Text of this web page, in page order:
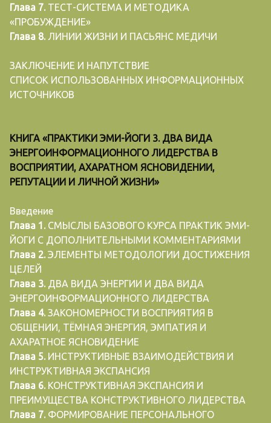
Глава 7.ТЕСТ-СИСТЕМА И МЕТОДИКА
«ПРОБУЖДЕНИЕ»
Глава 8.ЛИНИИ ЖИЗНИ И ПАСЬЯНС МЕДИЧИ
ЗАКЛЮЧЕНИЕ И НАПУТСТВИЕ
СПИСОК ИСПОЛЬЗОВАННЫХ ИНФОРМАЦИОННЫХ
ИСТОЧНИКОВ
КНИГА «ПРАКТИКИ ЭМИ-ЙОГИ 3. ДВА ВИДА
ЭНЕРГОИНФОРМАЦИОННОГО ЛИДЕРСТВА В
ВОСПРИЯТИИ, АХАРАТНОМ ЯСНОВИДЕНИИ,
РЕПУТАЦИИ И ЛИЧНОЙ ЖИЗНИ»
Введение
Глава 1.СМЫСЛЫ БАЗОВОГО КУРСА ПРАКТИК ЭМИ-
ЙОГИ С ДОПОЛНИТЕЛЬНЫМИ КОММЕНТАРИЯМИ
Глава 2.ЭЛЕМЕНТЫ МЕТОДОЛОГИИ ДОСТИЖЕНИЯ
ЦЕЛЕЙ
Глава 3.ДВА ВИДА ЭНЕРГИИ И ДВА ВИДА
ЭНЕРГОИНФОРМАЦИОННОГО ЛИДЕРСТВА
Глава 4.ЗАКОНОМЕРНОСТИ ВОСПРИЯТИЯ В
ОБЩЕНИИ, ТЁМНАЯ ЭНЕРГИЯ, ЭМПАТИЯ И
АХАРАТНОЕ ЯСНОВИДЕНИЕ
Глава 5.ИНСТРУКТИВНЫЕ ВЗАИМОДЕЙСТВИЯ И
ИНСТРУКТИВНАЯ ЭКСПАНСИЯ
Глава 6.КОНСТРУКТИВНАЯ ЭКСПАНСИЯ И
ПРЕИМУЩЕСТВА КОНСТРУКТИВНОГО ЛИДЕРСТВА
Глава 7.ФОРМИРОВАНИЕ ПЕРСОНАЛЬНОГО